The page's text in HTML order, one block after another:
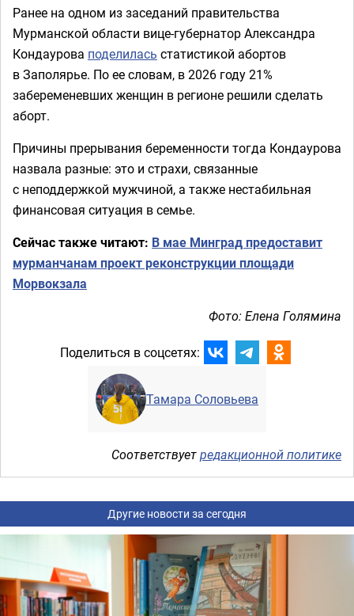
Ранее на одном из заседаний правительства
Мурманской области вице-губернатор Александра
Кондаурова поделилась статистикой абортов
в Заполярье. По ее словам, в 2026 году 21%
забеременевших женщин в регионе решили сделать
аборт.
Причины прерывания беременности тогда Кондаурова
назвала разные: это и страхи, связанные
с неподдержкой мужчиной, а также нестабильная
финансовая ситуация в семье.
Сейчас также читают: В мае Минград предоставит
мурманчанам проект реконструкции площади
Морвокзала
Фото: Елена Голямина
Поделиться в соцсетях:
Тамара Соловьева
Соответствуетредакционной политике
Другие новости за сегодня